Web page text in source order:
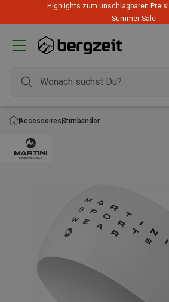
Highlights zum unschlagbaren
Summer Sale
AccessoiresStirnbänder